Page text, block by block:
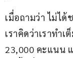
เมื่อถามว่า ไม่ไ
เราคิดว่าเราทำ
23,000 คะแนน